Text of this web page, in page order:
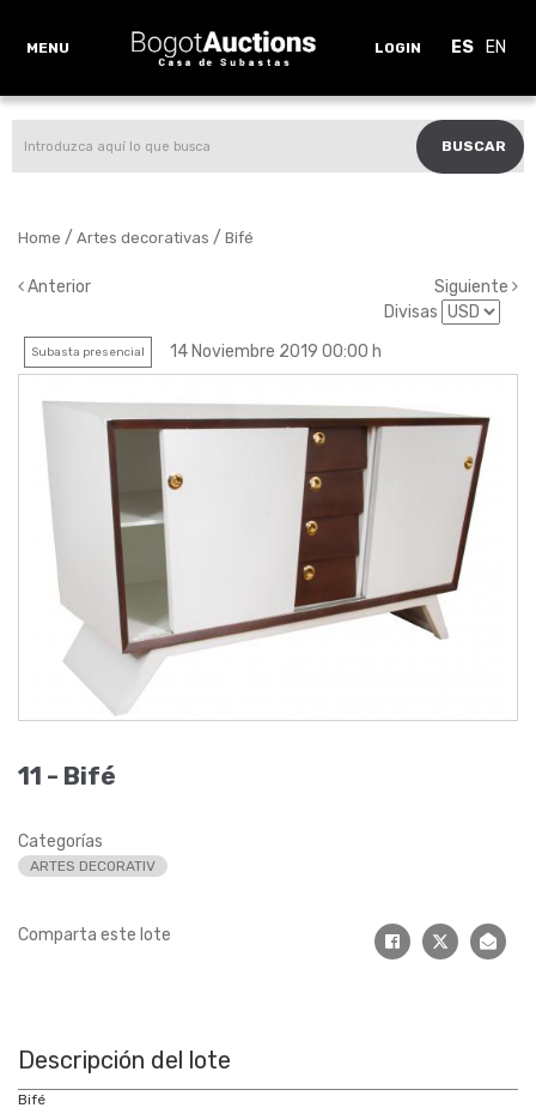
MENU LOGIN ES EN
BUSCAR
Home / Artes decorativas / Bifé
Anterior
Siguiente
Divisas
Subasta presencial 14 Noviembre 2019 00:00 h
11 - Bifé
Categorías
ARTES DECORATIV
Comparta este lote
Descripción del lote
Bifé